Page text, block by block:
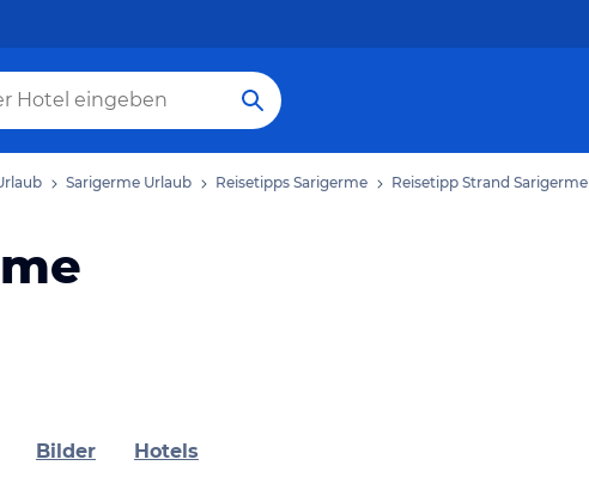
Sarigerme Urlaub Reisetipps Sarigerme Reisetipp Strand Sarigerme
Bilder Hotels